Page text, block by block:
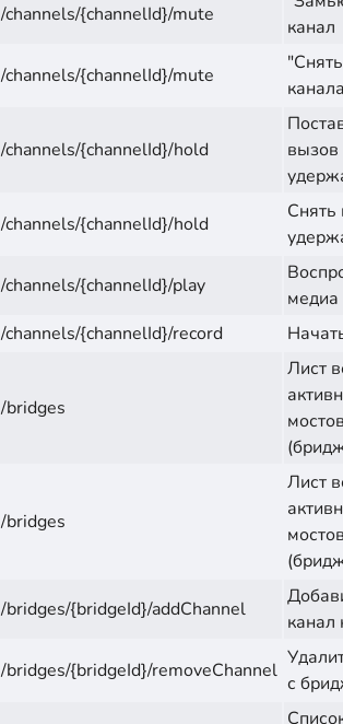
/channels/{channelId}/mute
канал
/channels/{channelId}/mute
/channels/{channelId}/hold
вызов
/channels/{channelId}/hold
Снять
/channels/{channelId}/play
/channels/{channelId}/record
/bridges
Лист
/bridges
Лист
/bridges/{bridgeId}/addChannel
канал
/bridges/{bridgeId}/removeChannel
с